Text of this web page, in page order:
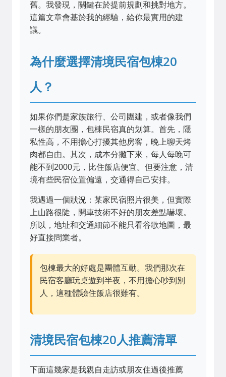
舊。我發現，關鍵在於提前規劃和挑對地方。
這篇文章會基於我的經驗，給你最實用的建
議。
為什麼選擇清境民宿包棟20
人？
如果你們是家族旅行、公司團建，或者像我們
一樣的朋友團，包棟民宿真的划算。首先，隱
私性高，不用擔心打擾其他房客，晚上聊天烤
肉都自由。其次，成本分攤下來，每人每晚可
能不到2000元，比住飯店便宜。但要注意，清
境有些民宿位置偏遠，交通得自己安排。
我遇過一個狀況：某家民宿照片很美，但實際
上山路很陡，開車技術不好的朋友差點嚇壞。
所以，地址和交通細節不能只看谷歌地圖，最
好直接問業者。
包棟最大的好處是團體互動。我們那次在
民宿客廳玩桌遊到半夜，不用擔心吵到別
人，這種體驗住飯店很難有。
清境民宿包棟20人推薦清單
下面這幾家是我親自走訪或朋友住過後推薦